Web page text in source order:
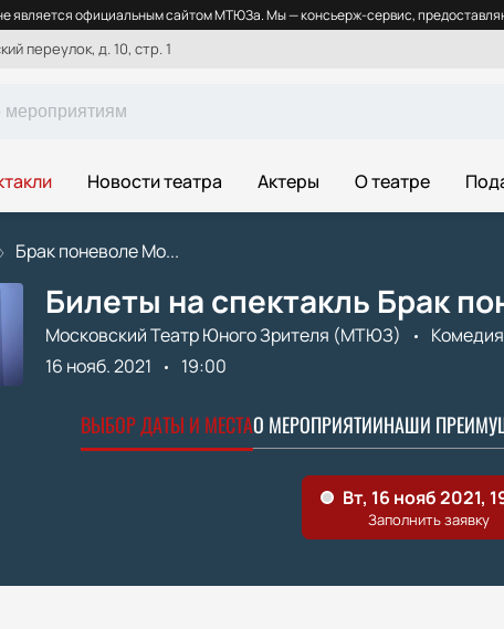
является официальным сайтом МТЮЗа. Мы — консьерж-сервис,
переулок, д. 10, стр. 1
Новости театра Актеры О театре
Брак поневоле Мо...
Билеты на спектакль Брак
Московский Театр Юного Зрителя (МТЮЗ) Комедия
16 нояб. 2021
19:00
ВЫБОР ДАТЫ И МЕСТАО МЕРОПРИЯТИИНАШИ